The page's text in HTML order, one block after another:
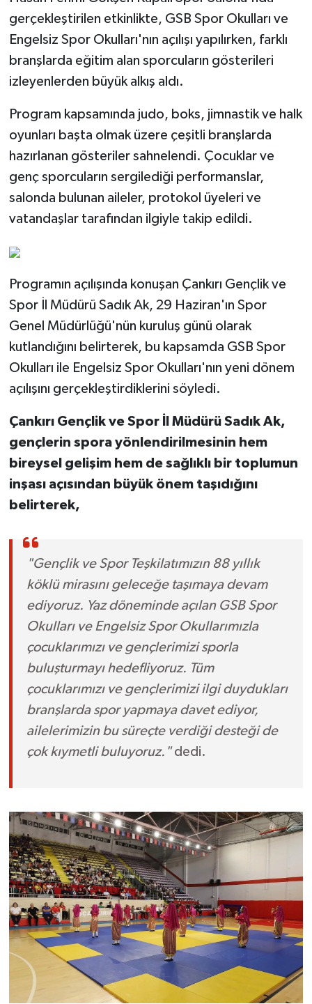
gerçekleştirilen etkinlikte, GSB Spor Okulları ve
Engelsiz Spor Okulları'nın açılışı yapılırken, farklı
branşlarda eğitim alan sporcuların gösterileri
izleyenlerden büyük alkış aldı.
Program kapsamında judo, boks, jimnastik ve halk
oyunları başta olmak üzere çeşitli branşlarda
hazırlanan gösteriler sahnelendi. Çocuklar ve
genç sporcuların sergilediği performanslar,
salonda bulunan aileler, protokol üyeleri ve
vatandaşlar tarafından ilgiyle takip edildi.
Programın açılışında konuşan Çankırı Gençlik ve
Spor İl Müdürü Sadık Ak, 29 Haziran'ın Spor
Genel Müdürlüğü'nün kuruluş günü olarak
kutlandığını belirterek, bu kapsamda GSB Spor
Okulları ile Engelsiz Spor Okulları'nın yeni dönem
açılışını gerçekleştirdiklerini söyledi.
Çankırı Gençlik ve Spor İl Müdürü Sadık Ak,
gençlerin spora yönlendirilmesinin hem
bireysel gelişim hem de sağlıklı bir toplumun
inşası açısından büyük önem taşıdığını
belirterek,
"Gençlik ve Spor Teşkilatımızın 88 yıllık
köklü mirasını geleceğe taşımaya devam
ediyoruz. Yaz döneminde açılan GSB Spor
Okulları ve Engelsiz Spor Okullarımızla
çocuklarımızı ve gençlerimizi sporla
buluşturmayı hedefliyoruz. Tüm
çocuklarımızı ve gençlerimizi ilgi duydukları
branşlarda spor yapmaya davet ediyor,
ailelerimizin bu süreçte verdiği desteği de
çok kıymetli buluyoruz."dedi.